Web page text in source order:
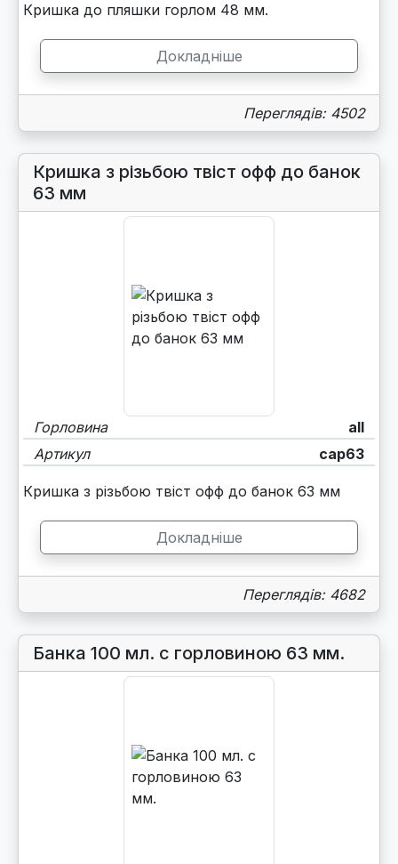
Кришка до пляшки горлом 48 мм.
Докладніше
Переглядів: 4502
Кришка з різьбою твіст офф до банок
63 мм
Горловина
all
Артикул
cap63
Кришка з різьбою твіст офф до банок 63 мм
Докладніше
Переглядів: 4682
Банка 100 мл. с горловиною 63 мм.